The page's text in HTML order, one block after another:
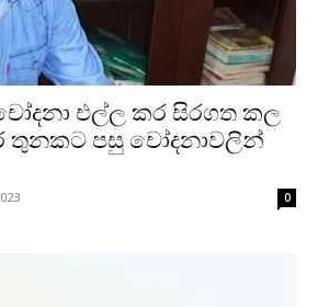
චෝදනා එල්ල කර සිරගත කල
තුනකට පසු චෝදනාවලින්
0